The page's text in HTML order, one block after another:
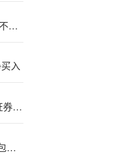
A:股平均股价13.33元 31股股价不足2元
入
国:信证券：发行股份购买万和证券96.08%股份完成资产整合
游客海滩旅拍遭制止{对}方称承包了 镇政府：事发地为免费开放海滩